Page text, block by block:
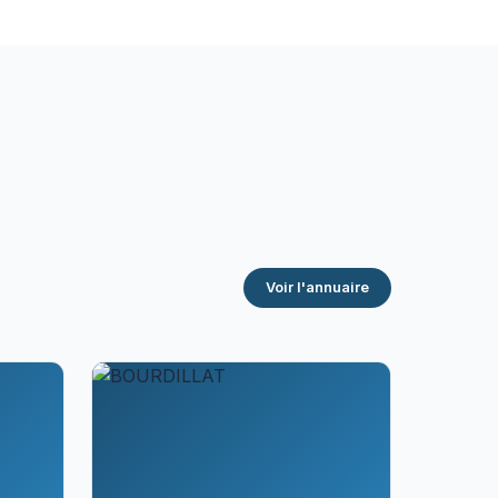
Voir l'annuaire